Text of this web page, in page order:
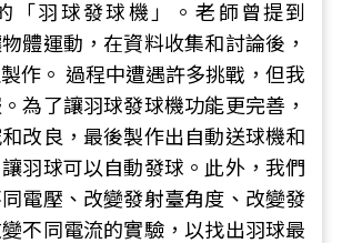
「羽球發球機」。老師曾提到
物體運動，在資料收集和討論後，
作。 過程中遭遇許多挑戰，但我
為了讓羽球發球機功能更完善，
改良，最後製作出自動送球機和
羽球可以自動發球。此外，我們
電壓、改變發射臺角度、改變發
不同電流的實驗，以找出羽球最